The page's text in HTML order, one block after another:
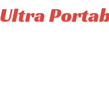
Ultra